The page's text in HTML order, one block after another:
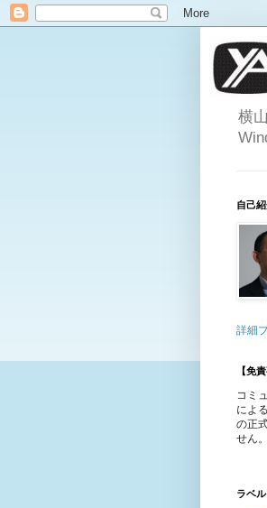
横
自己
詳細
【免
コミ
によ
の正
せん。
ラベル